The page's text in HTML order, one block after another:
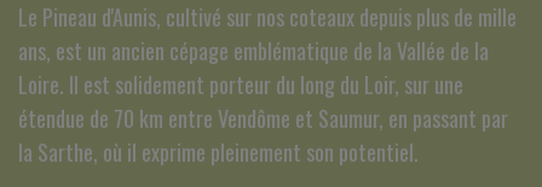
Le Pineau d'Aunis, cultivé sur nos coteaux depuis plus de mille
ans, est un ancien cépage emblématique de la Vallée de la
Loire. Il est solidement porteur du long du Loir, sur une
étendue de 70 km entre Vendôme et Saumur, en passant par
la Sarthe, où il exprime pleinement son potentiel.